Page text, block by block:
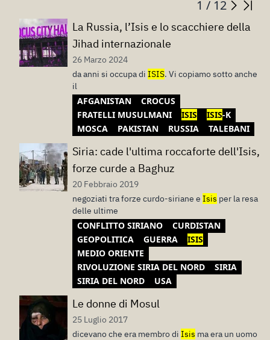
1 / 12
La Russia, l’Isis e lo scacchiere della
Jihad internazionale
26 Marzo 2024
da anni si occupa di ISIS. Vi copiamo sotto anche
il
AFGANISTAN
CROCUS
FRATELLI MUSULMANI
ISIS ISIS-K
MOSCA
PAKISTAN RUSSIA TALEBANI
Siria: cade l'ultima roccaforte dell'Isis,
forze curde a Baghuz
20 Febbraio 2019
negoziati tra forze curdo-siriane e Isis per la resa
delle ultime
CONFLITTO SIRIANO
CURDISTAN
GEOPOLITICA
GUERRA
ISIS
MEDIO ORIENTE
RIVOLUZIONE SIRIA DEL NORD
SIRIA
SIRIA DEL NORD
USA
Le donne di Mosul
25 Luglio 2017
dicevano che era membro di Isis ma era un uomo